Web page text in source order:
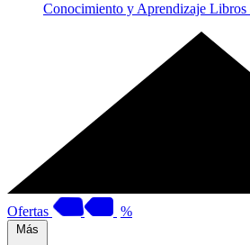
Conocimiento y Aprendizaje Libros
Ofertas %
Más